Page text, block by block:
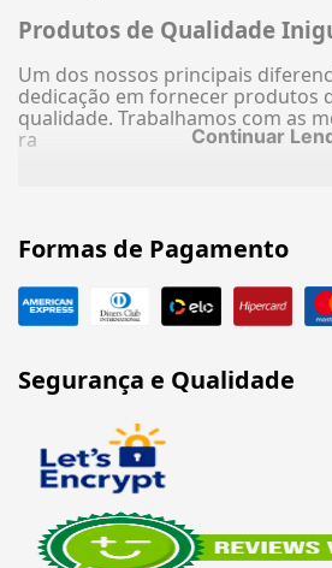
Produtos de Qualidade
Um dos nossos principais
dedicação em fornecer produtos
qualidade. Trabalhamos com as
ra
Continuar
Formas de Pagamento
Segurança e Qualidade